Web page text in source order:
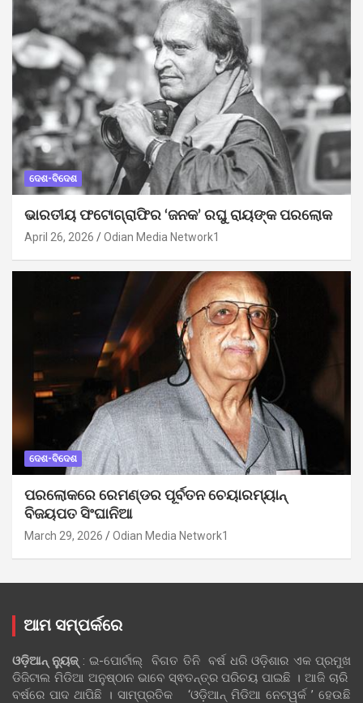
ଦେଶ-ବିଦେଶ
ଭାରତୀୟ ଫଟୋଗ୍ରାଫିର ‘ଜନକ’ ରଘୁ ରାୟଙ୍କ ପରଲୋକ
April 26, 2026 Odian Media Network1
ଦେଶ-ବିଦେଶ
ପରଲୋକରେ ରେମଣ୍ଡର ପୂର୍ବତନ ଚେୟାରମ୍ୟାନ୍
ବିଜୟପତ ସିଂଘାନିଆ
March 29, 2026 Odian Media Network1
ଆମ ସମ୍ପର୍କରେ
ଓଡ଼ିଆନ୍‍ ନ୍ୟୁଜ୍‍: ଇ-ପୋର୍ଟାଲ୍ ବିଗତ ତିନି ବର୍ଷ ଧରି ଓଡ଼ିଶାର ଏକ ପ୍ରମୁଖ
ଡିଜିଟାଲ ମିଡିଆ ଅନୁଷ୍ଠାନ ଭାବେ ସ୍ଵତନ୍ତ୍ର ପରିଚୟ ପାଇଛି । ଆଜି ଚାରି
ବର୍ଷରେ ପାଦ ଥାପିଛି । ସାମ୍ପ୍ରତିକ ‘ଓଡ଼ିଆନ୍‍ ମିଡିଆ ନେଟୱର୍କ ’ ହେଉଛି